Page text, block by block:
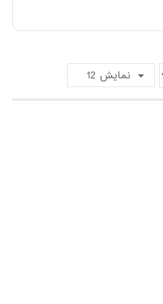
نمایش 12